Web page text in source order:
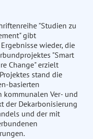
"Studien zu
gibt
wieder, die
"Smart
Change" erzielt
stand die
basierten
kommunalen Ver- und
der Dekarbonisierung
und der mit